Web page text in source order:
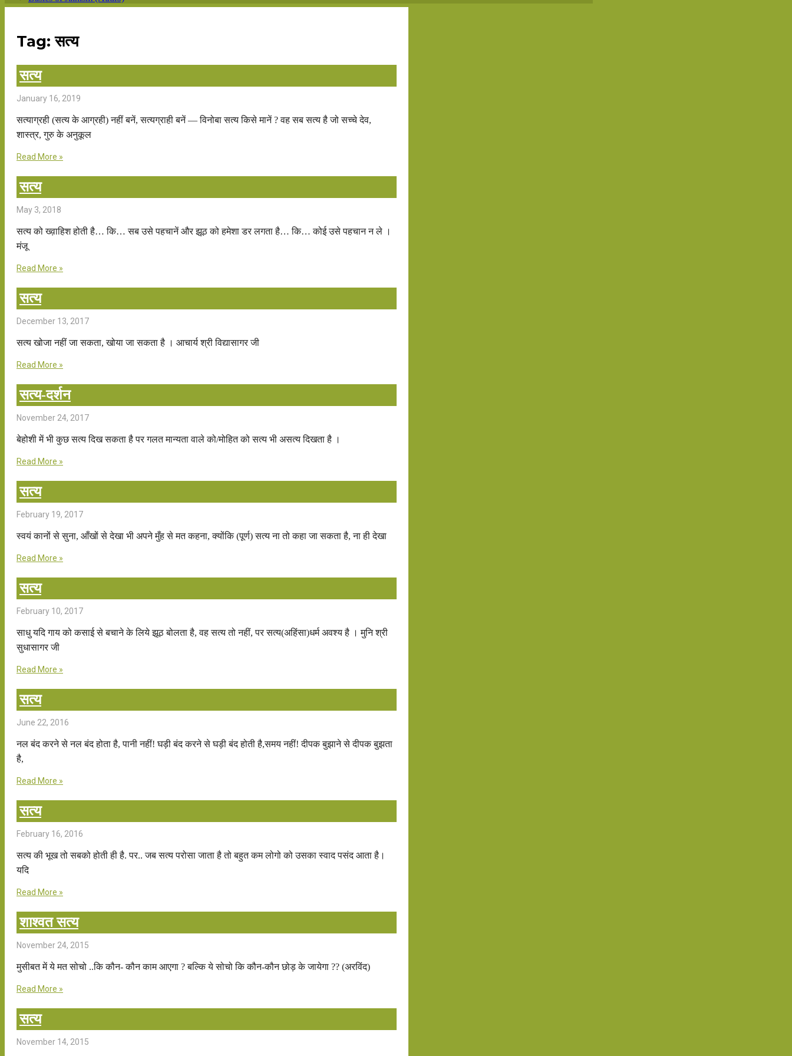
Tag: सत्य
सत्य
January 16, 2019
सत्याग्रही (सत्य के आग्रही) नहीं बनें, सत्यग्राही बनें — विनोबा सत्य किसे मानें ? वह सब सत्य है जो सच्चे देव,
शास्त्र, गुरु के अनुकूल
Read More »
सत्य
May 3, 2018
सत्य को ख्व़ाहिश होती है… कि… सब उसे पहचानें और झूठ को हमेशा डर लगता है… कि… कोई उसे पहचान न ले ।
मंजू
Read More »
सत्य
December 13, 2017
सत्य खोजा नहीं जा सकता, खोया जा सकता है । आचार्य श्री विद्यासागर जी
Read More »
सत्य-दर्शन
November 24, 2017
बेहोशी में भी कुछ सत्य दिख सकता है पर गलत मान्यता वाले को/मोहित को सत्य भी असत्य दिखता है ।
Read More »
सत्य
February 19, 2017
स्वयं कानों से सुना, आँखों से देखा भी अपने मुँह से मत कहना, क्योंकि (पूर्ण) सत्य ना तो कहा जा सकता है, ना ही देखा
Read More »
सत्य
February 10, 2017
साधु यदि गाय को कसाई से बचाने के लिये झूठ बोलता है, वह सत्य तो नहीं, पर सत्य(अहिंसा)धर्म अवश्य है । मुनि श्री
सुधासागर जी
Read More »
सत्य
June 22, 2016
नल बंद करने से नल बंद होता है, पानी नहीं! घड़ी बंद करने से घड़ी बंद होती है,समय नहीं! दीपक बुझाने से दीपक बुझता
है,
Read More »
सत्य
February 16, 2016
सत्य की भूख तो सबको होती ही है. पर.. जब सत्य परोसा जाता है तो बहुत कम लोगो को उसका स्वाद पसंद आता है।
यदि
Read More »
शाश्वत सत्य
November 24, 2015
मुसीबत में ये मत सोचो ..कि कौन- कौन काम आएगा ? बल्कि ये सोचो कि कौन-कौन छोड़ के जायेगा ?? (अरविंद)
Read More »
सत्य
November 14, 2015